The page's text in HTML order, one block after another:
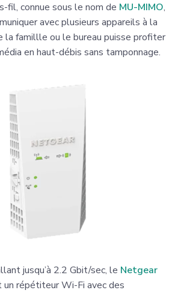
fil, connue sous le nom de MU-MIMO,
avec plusieurs appareils à la
la famillle ou le bureau puisse profiter
en haut-débis sans tamponnage.
jusqu’à 2.2 Gbit/sec, le Netgear
un répétiteur Wi-Fi avec des